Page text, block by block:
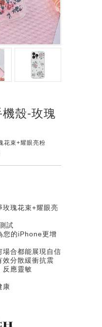
殼-玫瑰
花束+耀眼亮粉
玫瑰花束+耀眼亮
試
您的iPhone更增
場合都能展現自信
效分散緩衝抗震
反應靈敏
康